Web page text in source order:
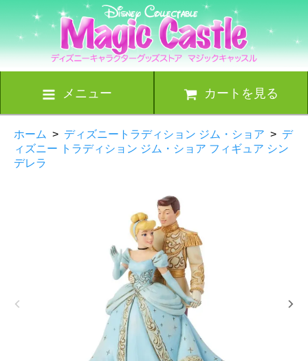
メニュー カートを見る
ホーム > ディズニートラディション ジム・ショア > デ
ィズニー トラディション ジム・ショア フィギュア シン
デレラ